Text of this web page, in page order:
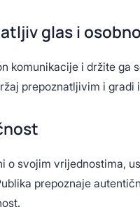
glas i
komunikacije i držite ga
prepoznatljivim i gradi
o svojim vrijednostima,
prepoznaje